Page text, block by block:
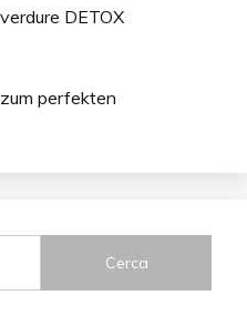
DETOX
perfekten